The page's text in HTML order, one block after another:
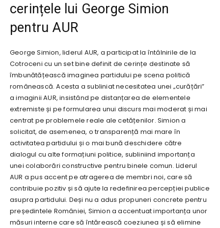
cerințele lui George Simion
pentru AUR
George Simion, liderul AUR, a participat la întâlnirile de la
Cotroceni cu un set bine definit de cerințe destinate să
îmbunătățească imaginea partidului pe scena politică
românească. Acesta a subliniat necesitatea unei „curățări”
a imaginii AUR, insistând pe distanțarea de elementele
extremiste și pe formularea unui discurs mai moderat și mai
centrat pe problemele reale ale cetățenilor. Simion a
solicitat, de asemenea, o transparență mai mare în
activitatea partidului și o mai bună deschidere către
dialogul cu alte formațiuni politice, subliniind importanța
unei colaborări constructive pentru binele comun. Liderul
AUR a pus accent pe atragerea de membri noi, care să
contribuie pozitiv și să ajute la redefinirea percepției publice
asupra partidului. Deși nu a adus propuneri concrete pentru
președintele României, Simion a accentuat importanța unor
măsuri interne care să întărească coeziunea și să elimine